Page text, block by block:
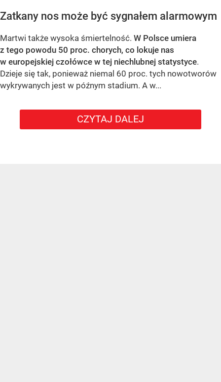
Zatkany nos może być sygnałem alarmowym
Martwi także wysoka śmiertelność. W Polsce umiera
z tego powodu 50 proc. chorych, co lokuje nas
w europejskiej czołówce w tej niechlubnej statystyce.
Dzieje się tak, ponieważ niemal 60 proc. tych nowotworów
wykrywanych jest w późnym stadium. A w...
CZYTAJ DALEJ